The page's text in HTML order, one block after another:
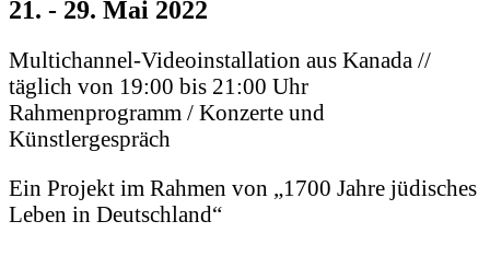
21. - 29. Mai 2022
Multichannel-Videoinstallation aus Kanada //
täglich von 19:00 bis 21:00 Uhr
Rahmenprogramm / Konzerte und
Künstlergespräch
Ein Projekt im Rahmen von „1700 Jahre jüdisches
Leben in Deutschland“